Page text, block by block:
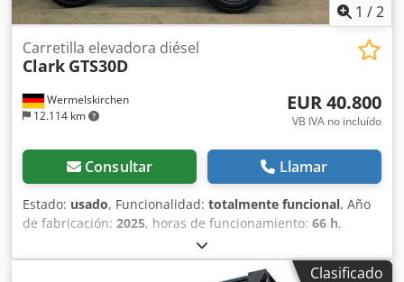
1 /2
Wermelskirchen
12.114 km
Carretilla elevadora diésel
Clark GTS30D
EUR 40.800
VB IVA no incluído
Consultar Llamar
Estado: usado, Funcionalidad: totalmente funcional, Año
de fabricación: 2025, horas de funcionamiento: 66 h,
3.000 kg, altura de elevación:
mm, ascensor libre:1.236 mm, tipo de combustible:
Clasificado